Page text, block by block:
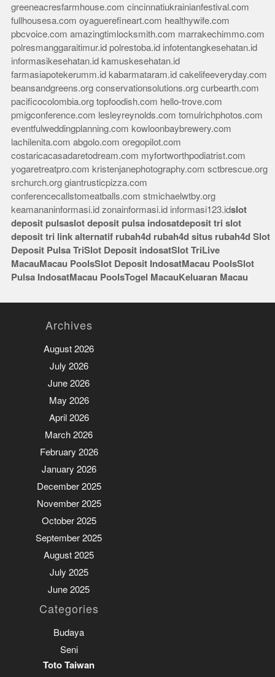
greeneacresfarmhouse.com cincinnatiukrainianfestival.com
fullhousesa.com oyaguerefineart.com healthywife.com
pbcvoice.com amazingtimlocksmith.com marrakechimmo.com
polresmanggaraitimur.id polrestoba.id infotentangkesehatan.id
informasikesehatan.id kamuskesehatan.id
farmasiapotekerumm.id kabarmataram.id cakelifeeveryday.com
beansandgreens.org conservationsolutions.org curbearth.com
pacificocolombia.org topfoodish.com hello-trove.com
pmigconference.com lesleyreynolds.com tomulrichphotos.com
eventfulweddingplanning.com kowloonbaybrewery.com
lachilenita.com abgolo.com oregopilot.com
costaricacasadaretodream.com myfortworthpodiatrist.com
yogaretreatpro.com kristenjanephotography.com sctbrescue.org
srchurch.org giantrusticpizza.com
conferencecallstomeatballs.com stmichaelwtby.org
keamananinformasi.id zonainformasi.id informasi123.idslot
deposit pulsaslot deposit pulsa indosatdeposit tri slot
deposit tri link alternatif rubah4d rubah4d situs rubah4d Slot
Deposit Pulsa TriSlot Deposit indosatSlot TriLive
MacauMacau PoolsSlot Deposit IndosatMacau PoolsSlot
Pulsa IndosatMacau PoolsTogel MacauKeluaran Macau
Archives
August 2026
July 2026
June 2026
May 2026
April 2026
March 2026
February 2026
January 2026
December 2025
November 2025
October 2025
September 2025
August 2025
July 2025
June 2025
Categories
Budaya
Seni
Toto Taiwan